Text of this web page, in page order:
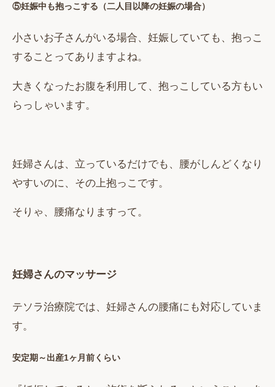
⑤妊娠中も抱っこする（二人目以降の妊娠の場合）
小さいお子さんがいる場合、妊娠していても、抱っこ
することってありますよね。
大きくなったお腹を利用して、抱っこしている方もい
らっしゃいます。
妊婦さんは、立っているだけでも、腰がしんどくなり
やすいのに、その上抱っこです。
そりゃ、腰痛なりますって。
妊婦さんのマッサージ
テソラ治療院では、妊婦さんの腰痛にも対応していま
す。
安定期～出産1ヶ月前くらい